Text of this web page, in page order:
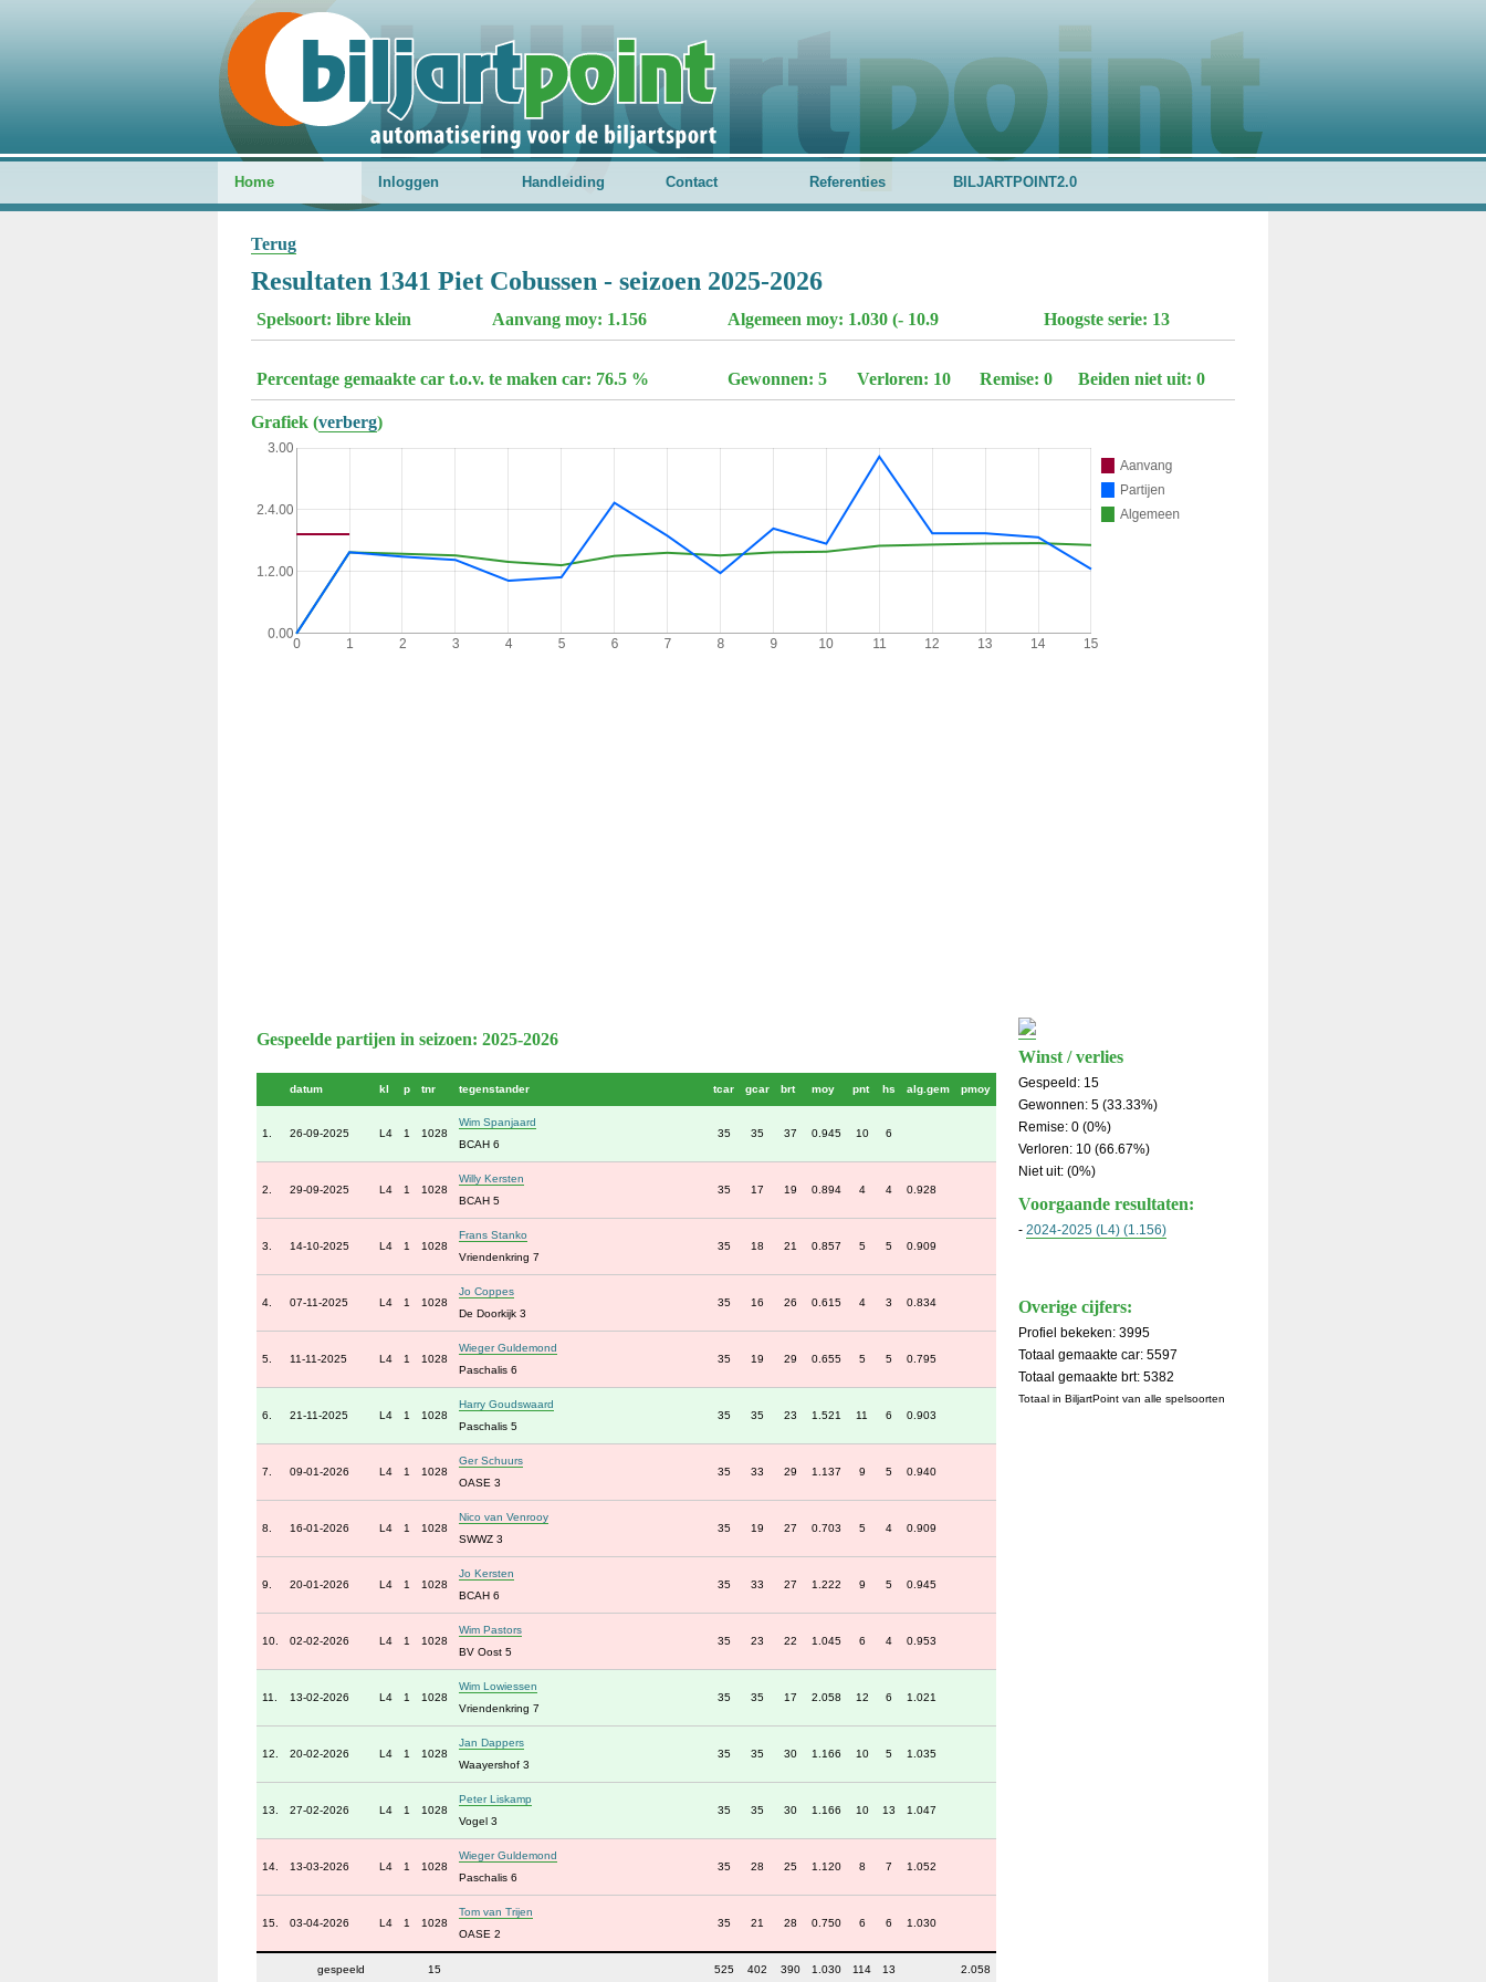
Home Inloggen Handleiding Contact Referenties BILJARTPOINT2.0
Terug
Resultaten 1341 Piet Cobussen - seizoen 2025-2026
Spelsoort: libre klein Aanvang moy: 1.156 Algemeen moy: 1.030 (- 10.9 Hoogste serie: 13
Percentage gemaakte car t.o.v. te maken car: 76.5 % Gewonnen: 5 Verloren: 10 Remise: 0 Beiden niet uit: 0
Grafiek (verberg)
Gespeelde partijen in seizoen: 2025-2026
datum kl p tnr tegenstander tcar gcar brt moy pnt hs alg.gem pmoy
1. 26-09-2025 L4 1 1028
Wim Spanjaard
BCAH 6
35 35 37 0.945 10 6
2. 29-09-2025 L4 1 1028
Willy Kersten
BCAH 5
35 17 19 0.894 4 4 0.928
3. 14-10-2025 L4 1 1028
Frans Stanko
Vriendenkring 7
35 18 21 0.857 5 5 0.909
4. 07-11-2025 L4 1 1028
Jo Coppes
De Doorkijk 3
35 16 26 0.615 4 3 0.834
5. 11-11-2025 L4 1 1028
Wieger Guldemond
Paschalis 6
35 19 29 0.655 5 5 0.795
6. 21-11-2025 L4 1 1028
Harry Goudswaard
Paschalis 5
35 35 23 1.521 11 6 0.903
7. 09-01-2026 L4 1 1028
Ger Schuurs
OASE 3
35 33 29 1.137 9 5 0.940
8. 16-01-2026 L4 1 1028
Nico van Venrooy
SWWZ 3
35 19 27 0.703 5 4 0.909
9. 20-01-2026 L4 1 1028
Jo Kersten
BCAH 6
35 33 27 1.222 9 5 0.945
10. 02-02-2026 L4 1 1028
Wim Pastors
BV Oost 5
35 23 22 1.045 6 4 0.953
11. 13-02-2026 L4 1 1028
Wim Lowiessen
Vriendenkring 7
35 35 17 2.058 12 6 1.021
12. 20-02-2026 L4 1 1028
Jan Dappers
Waayershof 3
35 35 30 1.166 10 5 1.035
13. 27-02-2026 L4 1 1028
Peter Liskamp
Vogel 3
35 35 30 1.166 10 13 1.047
14. 13-03-2026 L4 1 1028
Wieger Guldemond
Paschalis 6
35 28 25 1.120 8 7 1.052
15. 03-04-2026 L4 1 1028
Tom van Trijen
OASE 2
35 21 28 0.750 6 6 1.030
gespeeld 15 525 402 390 1.030 114 13 2.058
Winst / verlies
Gespeeld: 15
Gewonnen: 5 (33.33%)
Remise: 0 (0%)
Verloren: 10 (66.67%)
Niet uit: (0%)
Voorgaande resultaten:
- 2024-2025 (L4) (1.156)
Overige cijfers:
Profiel bekeken: 3995
Totaal gemaakte car: 5597
Totaal gemaakte brt: 5382
Totaal in BiljartPoint van alle spelsoorten